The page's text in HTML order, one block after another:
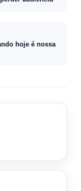
hoje é nossa